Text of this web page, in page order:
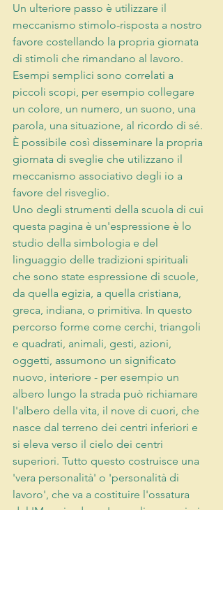
Un ulteriore passo è utilizzare il
meccanismo stimolo-risposta a nostro
favore costellando la propria giornata
di stimoli che rimandano al lavoro.
Esempi semplici sono correlati a
piccoli scopi, per esempio collegare
un colore, un numero, un suono, una
parola, una situazione, al ricordo di sé.
È possibile così disseminare la propria
giornata di sveglie che utilizzano il
meccanismo associativo degli io a
favore del risveglio.
Uno degli strumenti della scuola di cui
questa pagina è un'espressione è lo
studio della simbologia e del
linguaggio delle tradizioni spirituali
che sono state espressione di scuole,
da quella egizia, a quella cristiana,
greca, indiana, o primitiva. In questo
percorso forme come cerchi, triangoli
e quadrati, animali, gesti, azioni,
oggetti, assumono un significato
nuovo, interiore - per esempio un
albero lungo la strada può richiamare
l'albero della vita, il nove di cuori, che
nasce dal terreno dei centri inferiori e
si eleva verso il cielo dei centri
superiori. Tutto questo costruisce una
'vera personalità' o 'personalità di
lavoro', che va a costituire l'ossatura
del 'Maggiordomo', e un linguaggio in